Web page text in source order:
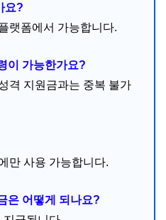
요?
랫폼에서 가능합니다.
이 가능한가요?
격 지원금과는 중복 불가
만 사용 가능합니다.
은 어떻게 되나요?